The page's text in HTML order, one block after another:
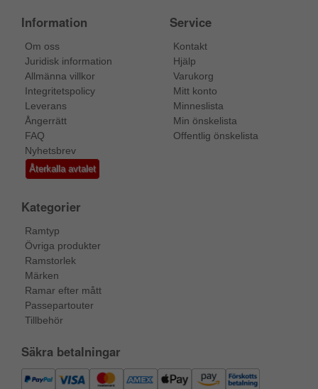
Information
Om oss
Juridisk information
Allmänna villkor
Integritetspolicy
Leverans
Ångerrätt
FAQ
Nyhetsbrev
Återkalla avtalet
Service
Kontakt
Hjälp
Varukorg
Mitt konto
Minneslista
Min önskelista
Offentlig önskelista
Kategorier
Ramtyp
Övriga produkter
Ramstorlek
Märken
Ramar efter mått
Passepartouter
Tillbehör
Säkra betalningar